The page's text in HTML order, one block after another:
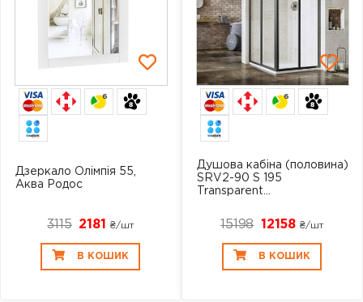
6
Дзеркало Олімпія 55,
Аква Родос
3115 2181 ₴/шт
В КОШИК
6
Душова кабіна (половина)
SRV2-90 S 195
Transparent...
15198 12158 ₴/шт
В КОШИК